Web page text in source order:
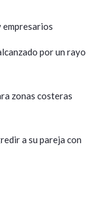
empresarios
por un rayo
zonas costeras
a su pareja con